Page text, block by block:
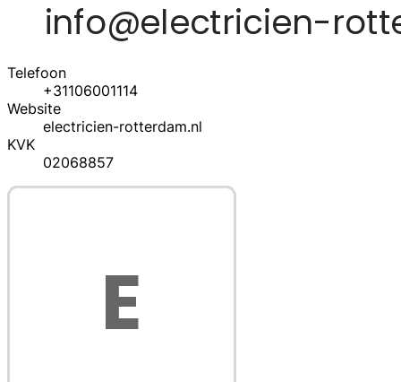
Telefoon
+31106001114
Website
electricien-rotterdam.nl
KVK
02068857